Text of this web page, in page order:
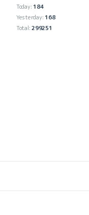
Today: 184
Yesterday: 168
Total:299251